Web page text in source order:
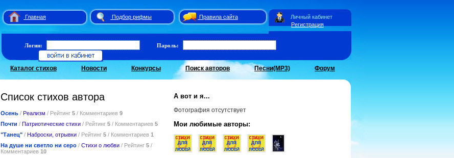
Главная Подбор рифмы
Правила сайта
Регистрация
Личный кабинет
Логин: Пароль:
Каталог стихов Новости Конкурсы Поиск авторов Песни(MP3) Форум
Список стихов автора
Осень / Реализм / Рейтинг 5 / Комментариев 9
Почти / Патриотические стихи / Рейтинг 5 / Комментариев 5
"Танец" / Наброски, отрывки / Рейтинг 5 / Комментариев 1
На душе ни светло ни серо / Стихи о любви / Рейтинг 5 /
Комментариев 10
А вот и я...
Фотография отсутствует
Мои любимые авторы: